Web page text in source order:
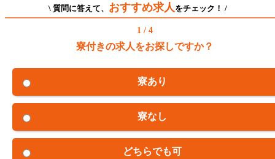
\ 質問に答えて、 おすすめ求人をチェック！ /
1 / 4
寮付きの求人をお探しですか？
寮あり
寮なし
どちらでも可